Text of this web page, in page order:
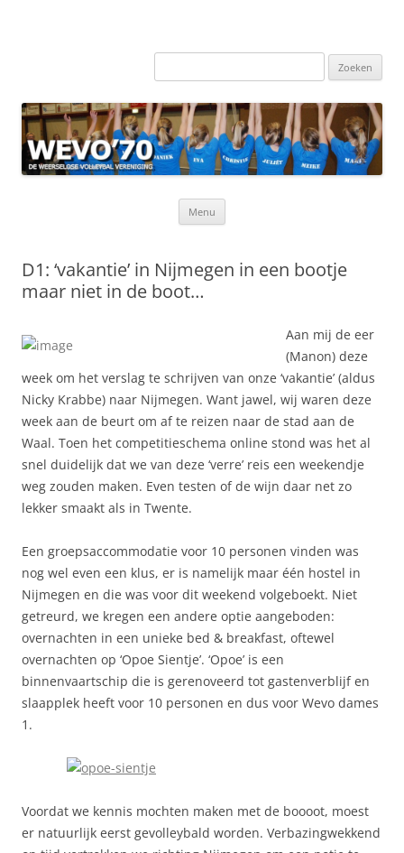
Zoeken
Menu
D1: ‘vakantie’ in Nijmegen in een bootje
maar niet in de boot…
Aan mij de eer
(Manon) deze
week om het verslag te schrijven van onze ‘vakantie’ (aldus
Nicky Krabbe) naar Nijmegen. Want jawel, wij waren deze
week aan de beurt om af te reizen naar de stad aan de
Waal. Toen het competitieschema online stond was het al
snel duidelijk dat we van deze ‘verre’ reis een weekendje
weg zouden maken. Even testen of de wijn daar net zo
lekker smaakt als in Twente.
Een groepsaccommodatie voor 10 personen vinden was
nog wel even een klus, er is namelijk maar één hostel in
Nijmegen en die was voor dit weekend volgeboekt. Niet
getreurd, we kregen een andere optie aangeboden:
overnachten in een unieke bed & breakfast, oftewel
overnachten op ‘Opoe Sientje’. ‘Opoe’ is een
binnenvaartschip die is gerenoveerd tot gastenverblijf en
slaapplek heeft voor 10 personen en dus voor Wevo dames
1.
Voordat we kennis mochten maken met de boooot, moest
er natuurlijk eerst gevolleybald worden. Verbazingwekkend